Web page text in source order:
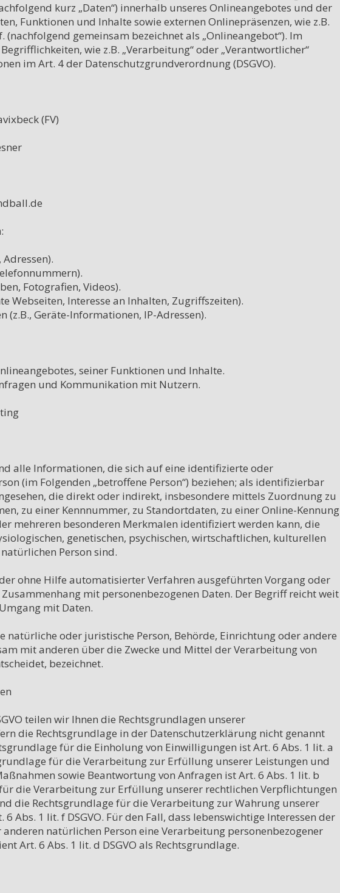
kurz „Daten“) innerhalb unseres Onlineangebotes und der
Funktionen und Inhalte sowie externen Onlinepräsenzen, wie z.B.
(nachfolgend gemeinsam bezeichnet als „Onlineangebot“). Im
wie z.B. „Verarbeitung“ oder „Verantwortlicher“
im Art. 4 der Datenschutzgrundverordnung (DSGVO).
(FV)
Fotografien, Videos).
Webseiten, Interesse an Inhalten, Zugriffszeiten).
Geräte-Informationen, IP-Adressen).
seiner Funktionen und Inhalte.
und Kommunikation mit Nutzern.
alle Informationen, die sich auf eine identifizierte oder
(im Folgenden „betroffene Person“) beziehen; als identifizierbar
die direkt oder indirekt, insbesondere mittels Zuordnung zu
zu einer Kennnummer, zu Standortdaten, zu einer Online-Kennung
mehreren besonderen Merkmalen identifiziert werden kann, die
genetischen, psychischen, wirtschaftlichen, kulturellen
Person sind.
ohne Hilfe automatisierter Verfahren ausgeführten Vorgang oder
mit personenbezogenen Daten. Der Begriff reicht weit
mit Daten.
natürliche oder juristische Person, Behörde, Einrichtung oder andere
mit anderen über die Zwecke und Mittel der Verarbeitung von
bezeichnet.
teilen wir Ihnen die Rechtsgrundlagen unserer
die Rechtsgrundlage in der Datenschutzerklärung nicht genannt
für die Einholung von Einwilligungen ist Art. 6 Abs. 1 lit. a
für die Verarbeitung zur Erfüllung unserer Leistungen und
sowie Beantwortung von Anfragen ist Art. 6 Abs. 1 lit. b
die Verarbeitung zur Erfüllung unserer rechtlichen Verpflichtungen
die Rechtsgrundlage für die Verarbeitung zur Wahrung unserer
Abs. 1 lit. f DSGVO. Für den Fall, dass lebenswichtige Interessen der
natürlichen Person eine Verarbeitung personenbezogener
Art. 6 Abs. 1 lit. d DSGVO als Rechtsgrundlage.